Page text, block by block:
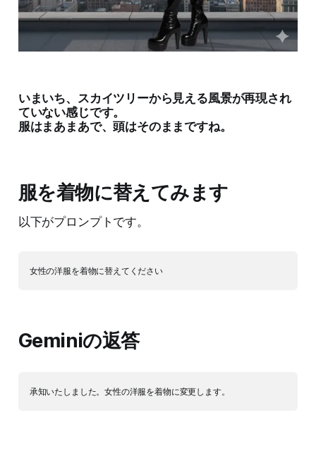
いまいち、スカイツリーから見える風景が再現され
ていない感じです。
服はまあまあで、頭はそのままですね。
服を着物に替えてみます
以下がプロンプトです。
女性の洋服を着物に替えてください
Geminiの返答